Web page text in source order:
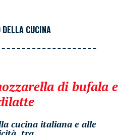
DELLA CUCINA
di bufala e
cucina italiana e alle